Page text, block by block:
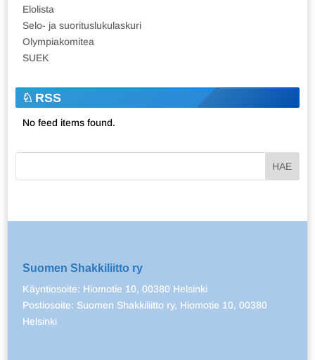
Elolista
Selo- ja suorituslukulaskuri
Olympiakomitea
SUEK
RSS
No feed items found.
Suomen Shakkiliitto ry
Käyntiosoite: Hiomotie 10, 00380 Helsinki
Postiosoite: Suomen Shakkiliitto ry, Hiomotie 10, 00380
Helsinki